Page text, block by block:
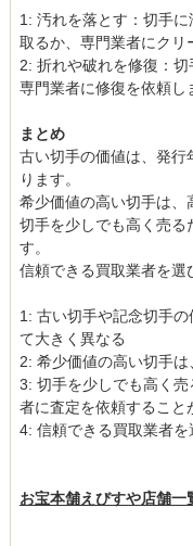
1: 汚れを落とす：切手
取るか、専門業者にクリ
2: 折れや破れを修復：切
専門業者に修復を依頼し
まとめ
古い切手の価値は、発行
ります。
希少価値の高い切手は、
切手を少しでも高く売
す。
信頼できる買取業者を選
1: 古い切手や記念切手
て大きく異なる
2: 希少価値の高い切手
3: 切手を少しでも高く
者に査定を依頼すること
4: 信頼できる買取業者を
お宝本舗えびすや店舗一